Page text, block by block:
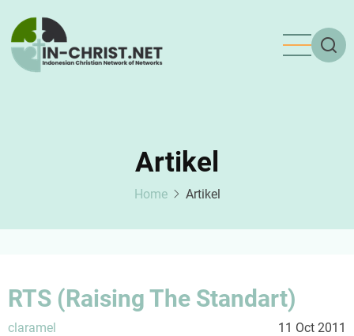
main
content
Artikel
Home Artikel
RTS (Raising The Standart)
claramel 11 Oct 2011